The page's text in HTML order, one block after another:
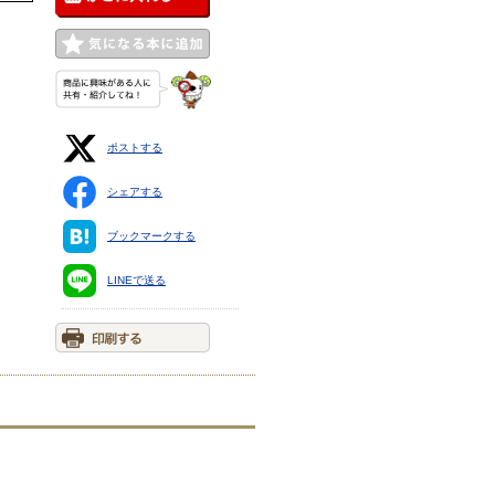
ポストする
シェアする
ブックマークする
LINEで送る